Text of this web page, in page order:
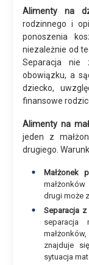
Alimenty na
rodzinnego i
ponoszenia
niezależnie od
Separacja
obowiązku, a
dziecko,
finansowe
Alimenty na
jeden z
drugiego.
Małżonek
drugi może
Separacja
separacja
znajduje
sytuacja